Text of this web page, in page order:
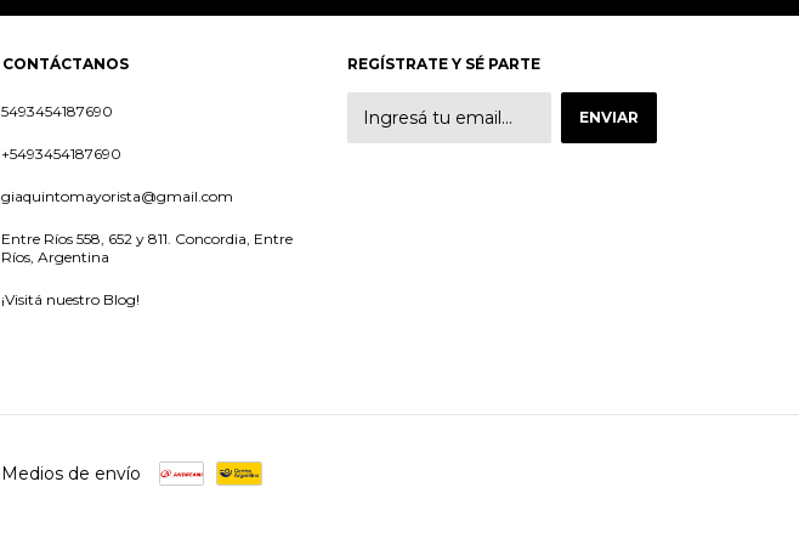
CONTÁCTANOS
5493454187690
+5493454187690
giaquintomayorista@gmail.com
Entre Ríos 558, 652 y 811. Concordia, Entre
Ríos, Argentina
¡Visitá nuestro Blog!
REGÍSTRATE Y SÉ PARTE
Medios de envío